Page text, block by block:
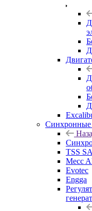
Синхронные
TSS SA
Mecc
Evotec
Engga